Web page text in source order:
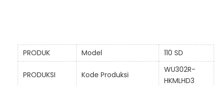
PRODUK Model 110 SD
PRODUKSI Kode Produksi
WU302R-
HKMLHD3